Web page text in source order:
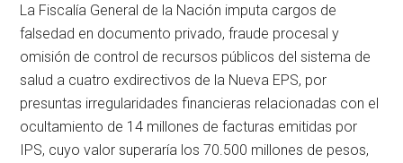
La Fiscalía General de la Nación imputa cargos de
falsedad en documento privado, fraude procesal y
omisión de control de recursos públicos del sistema de
salud a cuatro exdirectivos de la Nueva EPS, por
presuntas irregularidades financieras relacionadas con el
ocultamiento de 14 millones de facturas emitidas por
IPS, cuyo valor superaría los 70.500 millones de pesos,